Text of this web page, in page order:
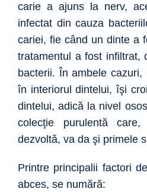
carie a ajuns la nerv,
infectat din cauza
cariei, fie când un dinte a
tratamentul a fost infiltrat,
bacterii. În ambele
în interiorul dintelui, îşi
dintelui, adică la nivel
colecţie purulentă
dezvoltă, va da şi primele
Printre principalii factori
abces, se numără: